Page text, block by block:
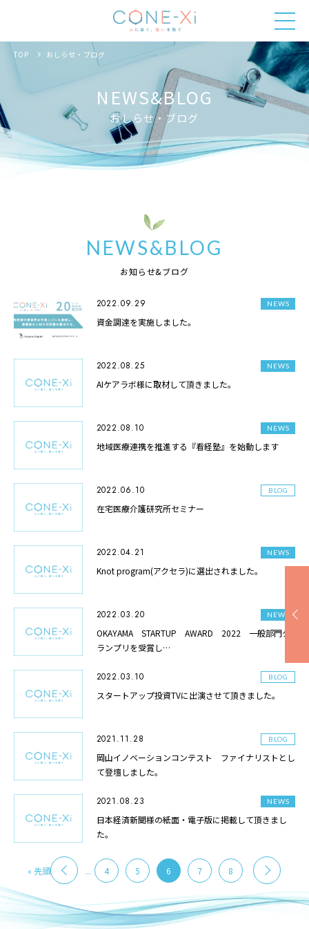
TOP おしらせ・ブログ
NEWS&BLOG
おしらせ・ブログ
NEWS&BLOG
お知らせ&ブログ
2022.09.29 NEWS
資金調達を実施しました。
2022.08.25 NEWS
AIケアラボ様に取材して頂きました。
2022.08.10 NEWS
地域医療連携を推進する『看経塾』を始動します
2022.06.10 BLOG
在宅医療介護研究所セミナー
2022.04.21 NEWS
Knot program(アクセラ)に選出されました。
2022.03.20 NEWS
OKAYAMA STARTUP AWARD 2022 一般部門グ
ランプリを受賞し…
2022.03.10 BLOG
スタートアップ投資TVに出演させて頂きました。
2021.11.28 BLOG
岡山イノベーションコンテスト ファイナリストとし
て登壇しました。
2021.08.23 NEWS
日本経済新聞様の紙面・電子版に掲載して頂きまし
た。
« 先頭 ... 4 5 6 7 8